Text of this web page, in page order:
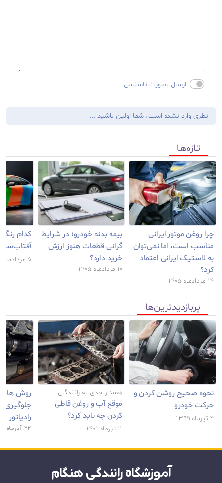
ارسال بصورت ناشناس
نظری وارد نشده است، شما اولین باشید ...
تـازه‌هـا
چرا روغن موتور ایرانی
مناسب است، اما نمی‌توان
به لاستیک ایرانی اعتماد
کرد؟
۱۴ مرداد‌‌ماه ۱۴۰۵
بیمه بدنه خودرو؛ در شرایط
گرانی قطعات هنوز ارزش
خرید دارد؟
۱۰ مرداد‌‌ماه ۱۴۰۵
کدام رنگ
۵ مرداد‌‌ماه ۱۴۰۵
پربازدید‌ترین‌ها
نحوه صحیح روشن کردن و
حرکت خودرو
۴ تیر‌‌ماه ۱۳۹۹
هشدار جدی به رانندگان
موقع آب و روغن قاطی
کردن چه باید کرد؟
۱۱ تیر‌‌ماه ۱۴۰۱
روش
جلوگیری
رادیاتور
۲۲ آذر‌‌ماه ۱۳۹۹
آموزشگاه رانندگی هنگام